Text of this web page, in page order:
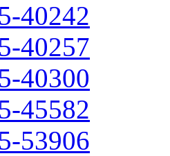
40242
40257
40300
45582
53906